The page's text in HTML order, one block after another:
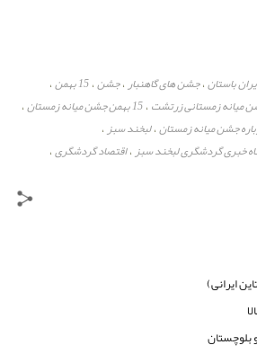
باستان،جشن های گاهنبار،جشن،15 بهمن ،
میانه زمستانی زرتشت ،15 بهمن جشن میانه زمستان ،
جشن میانه زمستان،لبخند سبز،
خبری گردشگری لبخند سبز،اقتصاد گردشگری،
ایرانی)